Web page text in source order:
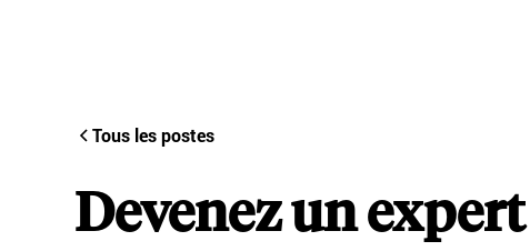
Tous les postes
Devenez un expert